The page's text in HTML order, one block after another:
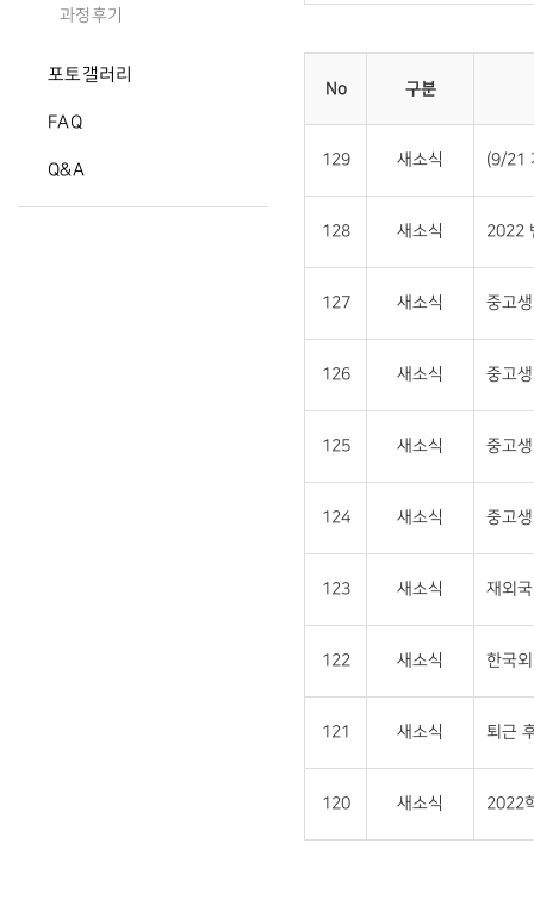
과정후기
포토갤러리
FAQ
Q&A
No 구분
129 새소식 (9/21
128 새소식 2022
127 새소식 중고
126 새소식 중고
125 새소식 중고
124 새소식 중고
123 새소식 재외
122 새소식 한국
121 새소식 퇴근
120 새소식 2022